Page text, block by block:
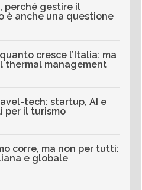
perché gestire il
è anche una questione
cresce l’Italia: ma
thermal management
tech: startup, AI e
per il turismo
corre, ma non per tutti:
e globale